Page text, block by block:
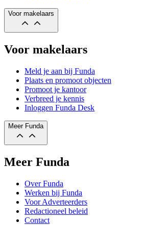
Voor makelaars
Voor makelaars
Meld je aan bij Funda
Plaats en promoot objecten
Promoot je kantoor
Verbreed je kennis
Inloggen Funda Desk
Meer Funda
Meer Funda
Over Funda
Werken bij Funda
Voor Adverteerders
Redactioneel beleid
Contact